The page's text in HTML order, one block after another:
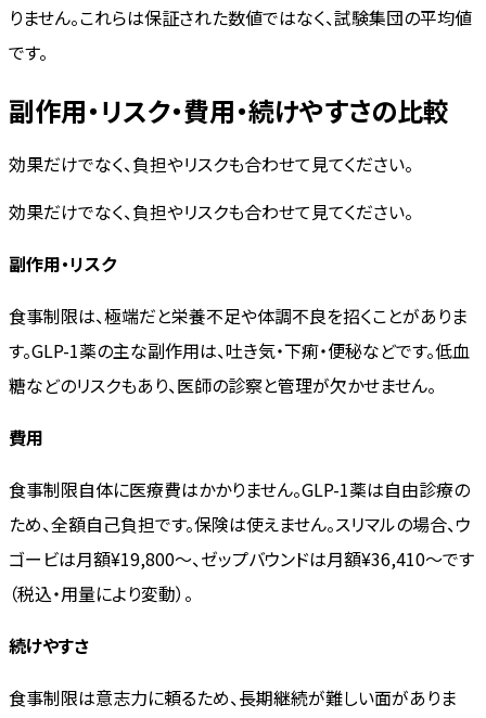
りません。これらは保証された数値ではなく、試験集団の平均値
です。
副作用・リスク・費用・続けやすさの比較
効果だけでなく、負担やリスクも合わせて見てください。
効果だけでなく、負担やリスクも合わせて見てください。
副作用・リスク
食事制限は、極端だと栄養不足や体調不良を招くことがありま
す。GLP-1薬の主な副作用は、吐き気・下痢・便秘などです。低血
糖などのリスクもあり、医師の診察と管理が欠かせません。
費用
食事制限自体に医療費はかかりません。GLP-1薬は自由診療の
ため、全額自己負担です。保険は使えません。スリマルの場合、ウ
ゴービは月額¥19,800〜、ゼップバウンドは月額¥36,410〜です
（税込・用量により変動）。
続けやすさ
食事制限は意志力に頼るため、長期継続が難しい面がありま